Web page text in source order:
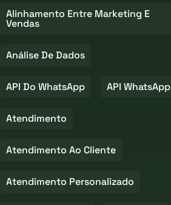
Alinhamento Entre Marketing E
Vendas
Análise De Dados
API Do WhatsApp API WhatsApp
Atendimento
Atendimento Ao Cliente
Atendimento Personalizado